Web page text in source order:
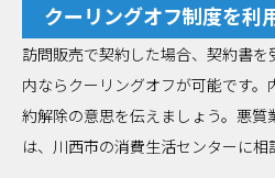
クーリングオフ制度を利
訪問販売で契約した場合、契約書を
内ならクーリングオフが可能です。
約解除の意思を伝えましょう。悪質
は、川西市の消費生活センターに相